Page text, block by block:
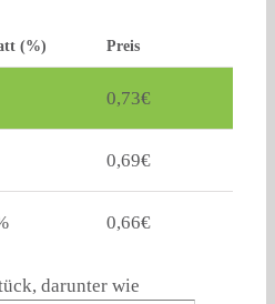
(%) Preis
0,73€
0,69€
0,66€
darunter wie